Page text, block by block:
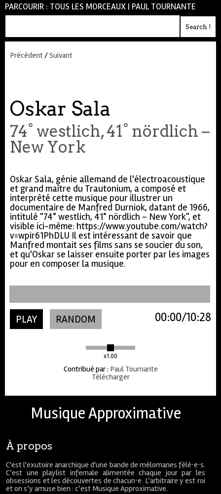
PARCOURIR : TOUS LES MORCEAUX | PAUL TOURNANTE
Précédent/Suivant
Oskar Sala
74° westlich, 41° nördlich –
New York
Oskar Sala, génie allemand de l'électroacoustique
et grand maître du Trautonium, a composé et
interprêté cette musique pour illustrer un
documentaire de Manfred Durniok, datant de 1966,
intitulé "74° westlich, 41° nördlich – New York", et
visible ici-même: https://www.youtube.com/watch?
v=wpir61PhDLU Il est intéressant de savoir que
Manfred montait ses films sans se soucier du son,
et qu'Oskar se laisser ensuite porter par les images
pour en composer la musique.
PLAY RANDOM
x1.00
10:28
00:00
Contribué par: Paul Tournante
Télécharger
Musique Approximative
À propos
C'est l'exutoire anarchique d'une bande de mélomanes fêlé⋅e⋅s.
C’est une playlist infernale alimentée chaque jour par les
obsessions et les découvertes de chacun⋅e. L’arbitraire y est roi
et on s’y amuse bien : c’est Musique Approximative.